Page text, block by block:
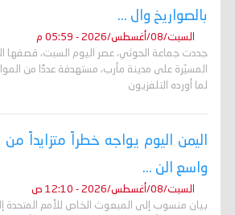
بالصواريخ وال ...
السبت/08/أغسطس/2026 - 05:59 م
جددت جماعة الحوثي، عصر اليوم السبت، قصفها
المسيّرة على مدينة مأرب، مستهدفة عددًا من
لما أورده التلفزيون
اليمن اليوم يواجه خطراً متزايداً
واسع الن ...
السبت/08/أغسطس/2026 - 12:10 ص
بيان منسوب إلى المبعوث الخاص للأمم المتحدة